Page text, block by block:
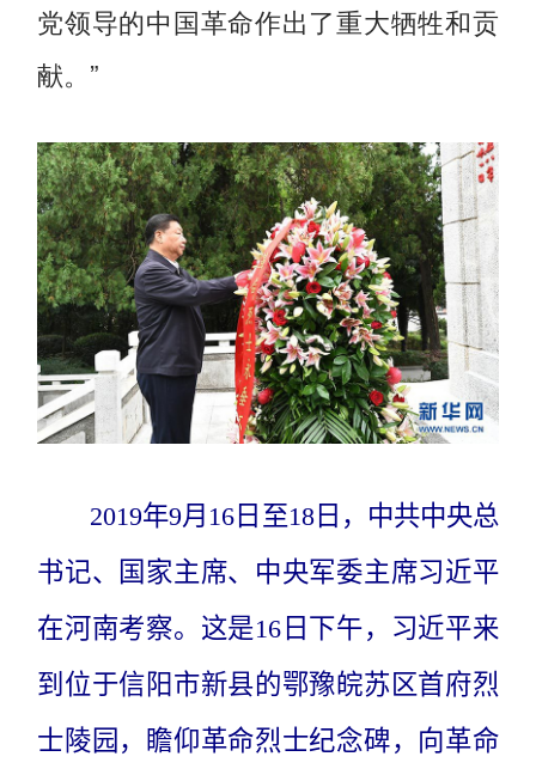
党领导的中国革命作出了重大牺牲和贡
献。”
2019年9月16日至18日，中共中央总
书记、国家主席、中央军委主席习近平
在河南考察。这是16日下午，习近平来
到位于信阳市新县的鄂豫皖苏区首府烈
士陵园，瞻仰革命烈士纪念碑，向革命